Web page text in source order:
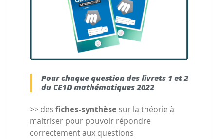
Pour chaque question des livrets 1 et 2
du CE1D mathématiques 2022
>> des fiches-synthèse sur la théorie à
maitriser pour pouvoir répondre
correctement aux questions